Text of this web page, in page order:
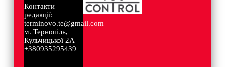
Контакти
редакції:
terminovo.te@gmail.com
м. Тернопіль,
Кульчицької 2А
+380935295439